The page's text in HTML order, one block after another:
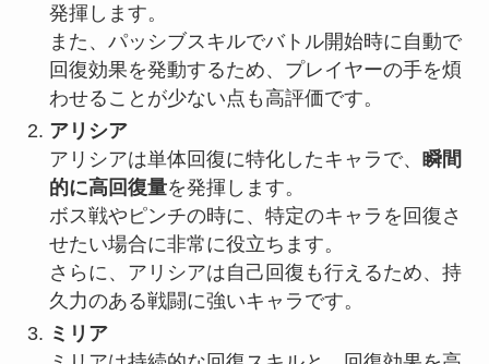
発揮します。
また、パッシブスキルでバトル開始時に自動で
回復効果を発動するため、プレイヤーの手を煩
わせることが少ない点も高評価です。
アリシア
アリシアは単体回復に特化したキャラで、 瞬間
的に高回復量を発揮します。
ボス戦やピンチの時に、特定のキャラを回復さ
せたい場合に非常に役立ちます。
さらに、アリシアは自己回復も行えるため、持
久力のある戦闘に強いキャラです。
ミリア